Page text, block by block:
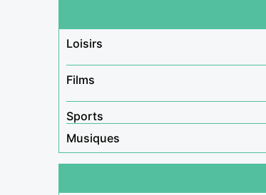
Loisirs
Films
Sports
Musiques